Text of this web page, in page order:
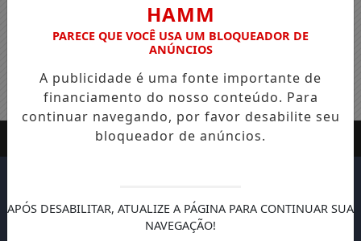
HAMM
PARECE QUE VOCÊ USA UM BLOQUEADOR DE
ANÚNCIOS
A publicidade é uma fonte importante de
financiamento do nosso conteúdo. Para
continuar navegando, por favor desabilite seu
bloqueador de anúncios.
APÓS DESABILITAR, ATUALIZE A PÁGINA PARA CONTINUAR SUA
NAVEGAÇÃO!